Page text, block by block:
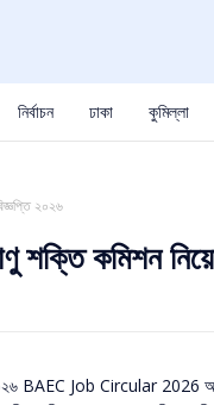
নির্বাচন ঢাকা কুমিল্লা
২০২৬
শক্তি কমিশন
BAEC Job Circular 2026